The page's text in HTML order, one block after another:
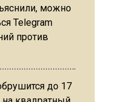
можно
Telegram
против